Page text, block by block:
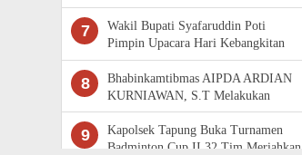
Baru Dengan Komposisi Tim Baru
7
Wakil Bupati Syafaruddin Poti
Pimpin Upacara Hari Kebangkitan
Nasional Ke -118 di Rokan Hulu
8
Bhabinkamtibmas AIPDA ARDIAN
KURNIAWAN, S.T Melakukan
Pengecekan Pekarangan Pangan
Bergizi
9
Kapolsek Tapung Buka Turnamen
Badminton Cup II 32 Tim Meriahkan